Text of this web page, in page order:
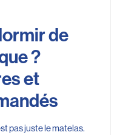
de
?
et
pas juste le matelas.